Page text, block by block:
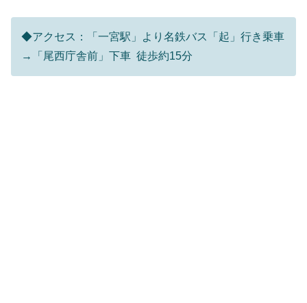
◆アクセス：「一宮駅」より名鉄バス「起」行き乗車
→「尾西庁舎前」下車 徒歩約15分